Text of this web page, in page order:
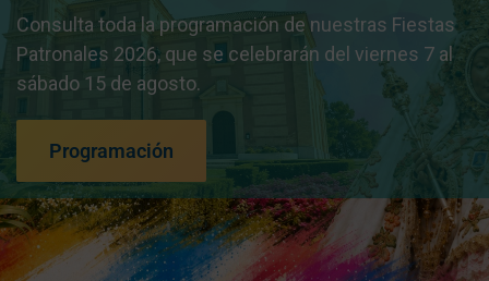
Consulta toda la programación de nuestras Fiestas
Patronales 2026, que se celebrarán del viernes 7 al
sábado 15 de agosto.
Programación